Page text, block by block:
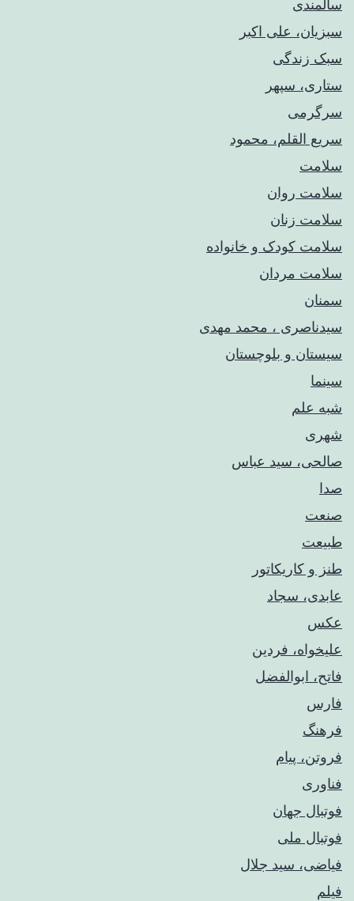
سالمندی
سبزیان، علی اکبر
سبک زندگی
ستاری، سپهر
سرگرمی
سریع القلم، محمود
سلامت
سلامت روان
سلامت زنان
سلامت کودک‌ و خانواده
سلامت مردان
سمنان
سیدناصری ، محمد مهدی
سیستان و بلوچستان
سینما
شبه علم
شهری
صالحی، سید عباس
صدا
صنعت
طبیعت
طنز و کاریکاتور
عابدی، سجاد
عکس
علیخواه، فردین
فاتح، ابوالفضل
فارس
فرهنگ
فروتن، پیام
فناوری
فوتبال جهان
فوتبال ملی
فیاضی، سید جلال
فیلم